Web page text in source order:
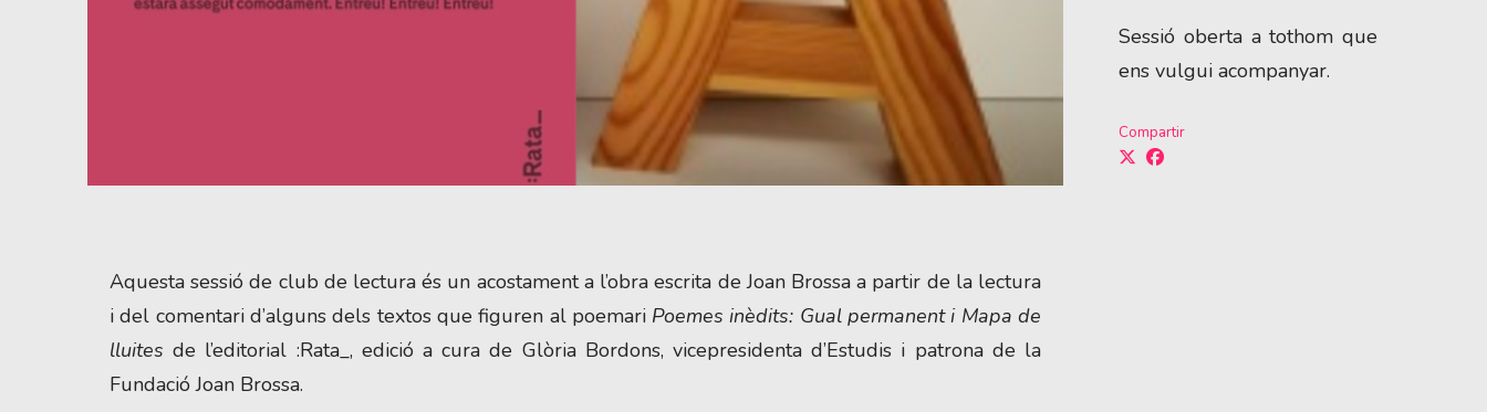
Sessió oberta a tothom que
ens vulgui acompanyar.
Compartir
Aquesta sessió de club de lectura és un acostament a l’obra escrita de Joan Brossa a partir de la lectura
i del comentari d’alguns dels textos que figuren al poemari Poemes inèdits: Gual permanent i Mapa de
lluitesde l’editorial :Rata_, edició a cura de Glòria Bordons, vicepresidenta d’Estudis i patrona de la
Fundació Joan Brossa.